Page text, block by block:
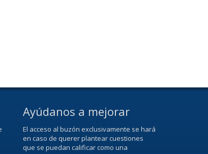
Ayúdanos a mejorar
El acceso al buzón exclusivamente se hará
en caso de querer plantear cuestiones
que se puedan calificar como una